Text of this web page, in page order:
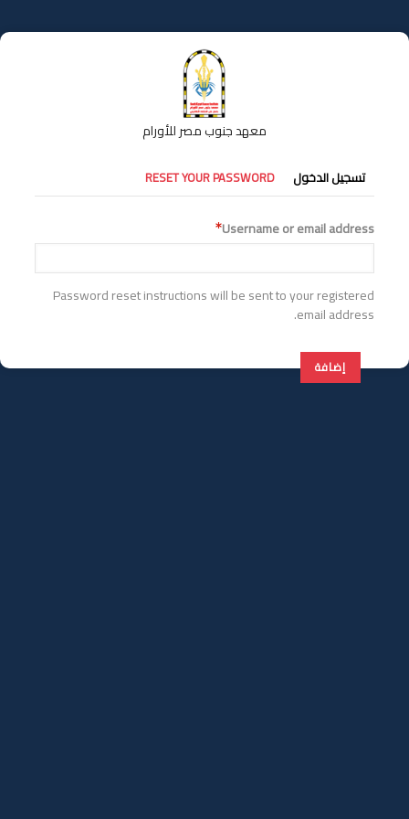
إلى
المحتوى
معهد جنوب مصر للأورام
التبويبات
الأساسية
تسجيل الدخول RESET YOUR PASSWORD
Username or email address
Password reset instructions will be sent to your registered
email address.